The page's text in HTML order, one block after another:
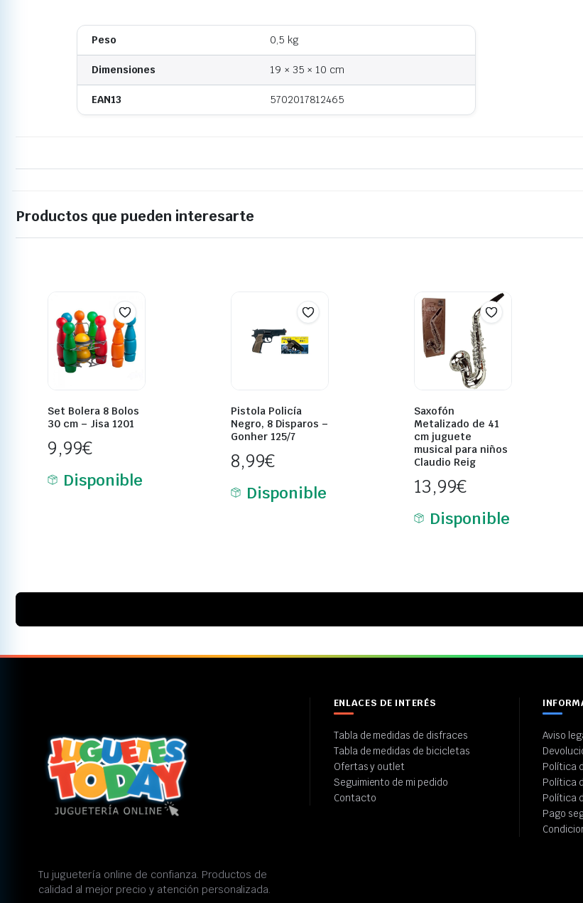
Peso 0,5 kg
Dimensiones 19 × 35 × 10 cm
EAN13 5702017812465
Productos que pueden interesarte
Set Bolera 8 Bolos
30 cm – Jisa 1201
9,99€
Disponible
Pistola Policía
Negro, 8 Disparos –
Gonher 125/7
8,99€
Disponible
Saxofón
Metalizado de 41
cm juguete
musical para niños
Claudio Reig
13,99€
Disponible
Tu juguetería online de confianza. Productos de
calidad al mejor precio y atención personalizada.
ENLACES DE INTERÉS
Tabla de medidas de disfraces
Tabla de medidas de bicicletas
Ofertas y outlet
Seguimiento de mi pedido
Contacto
Aviso
Política
Política
Política
Pago